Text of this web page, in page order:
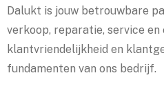
Dalukt is jouw betrouwbare
verkoop, reparatie, service en
klantvriendelijkheid en
fundamenten van ons bedrijf.